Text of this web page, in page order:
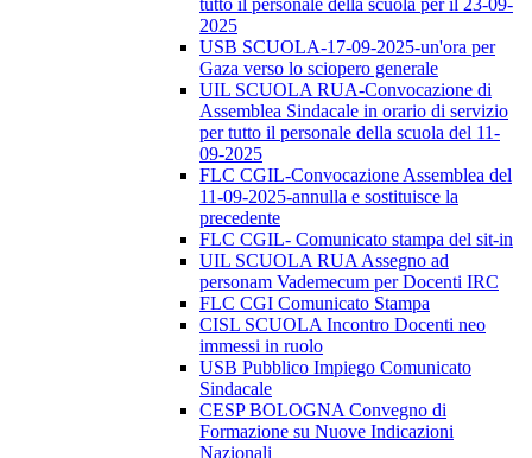
tutto il personale della scuola per il 23-09-
2025
USB SCUOLA-17-09-2025-un'ora per
Gaza verso lo sciopero generale
UIL SCUOLA RUA-Convocazione di
Assemblea Sindacale in orario di servizio
per tutto il personale della scuola del 11-
09-2025
FLC CGIL-Convocazione Assemblea del
11-09-2025-annulla e sostituisce la
precedente
FLC CGIL- Comunicato stampa del sit-in
UIL SCUOLA RUA Assegno ad
personam Vademecum per Docenti IRC
FLC CGI Comunicato Stampa
CISL SCUOLA Incontro Docenti neo
immessi in ruolo
USB Pubblico Impiego Comunicato
Sindacale
CESP BOLOGNA Convegno di
Formazione su Nuove Indicazioni
Nazionali